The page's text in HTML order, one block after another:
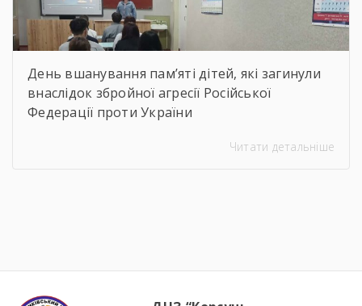
День вшанування пам’яті дітей, які загинули
внаслідок збройної агресії Російської
Федерації проти України
Читати детальніше